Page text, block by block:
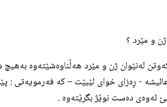
ژن و مێرد هه‌ڵناوه‌شێته‌وه‌ به‌هیچ
- ڕه‌زای خوای لێبێت – كه‌ فه‌رمویه‌تی :
ئه‌وه‌ی ده‌ست نوێژ بگرێته‌وه‌ .